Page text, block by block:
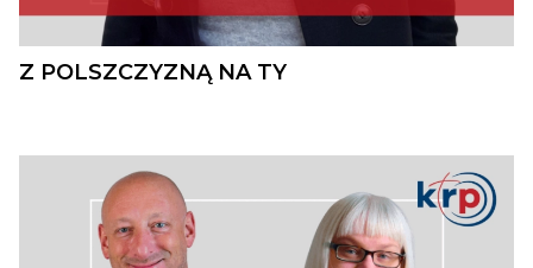
Z POLSZCZYZNĄ NA TY